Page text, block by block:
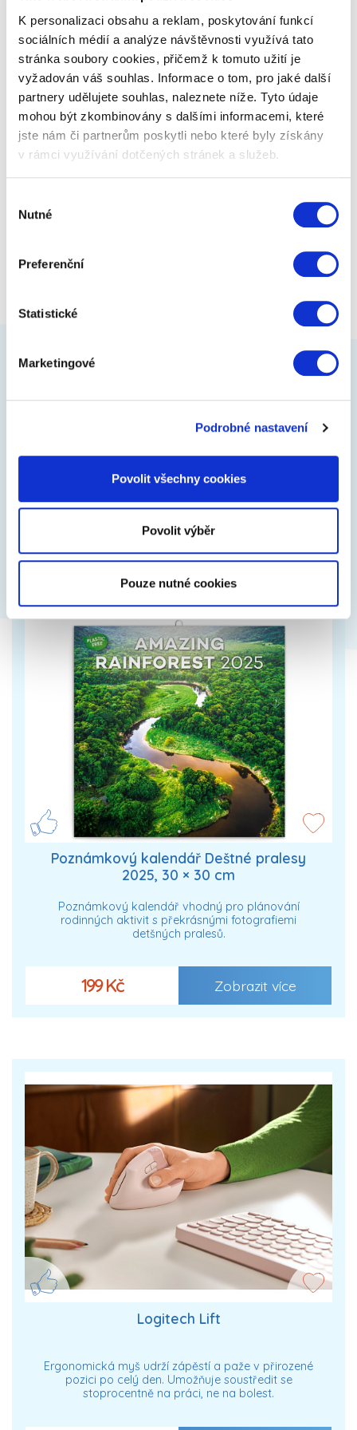
K personalizaci obsahu a reklam, poskytování funkcí
sociálních médií a analýze návštěvnosti využívá tato
stránka soubory cookies, přičemž k tomuto užití je
vyžadován váš souhlas. Informace o tom, pro jaké další
partnery udělujete souhlas, naleznete níže. Tyto údaje
mohou být zkombinovány s dalšími informacemi, které
jste nám či partnerům poskytli nebo které byly získány
v rámci využívání dotčených stránek a služeb.
souhlasu
Nutné
Preferenční
Statistické
Marketingové
Podrobné nastavení
Povolit všechny cookies
Povolit výběr
Pouze nutné cookies
většinou nevlídno. Abychom…
799 Kč Zobrazit více
Dr. Max Blood Pressure Monitor, 1 ks
Zobrazit více
Poznámkový kalendář Deštné pralesy
2025, 30 × 30 cm
Poznámkový kalendář vhodný pro plánování
rodinných aktivit s překrásnými fotografiemi
detšných pralesů.
199 Kč Zobrazit více
Logitech Lift
Ergonomická myš udrží zápěstí a paže v přirozené
pozici po celý den. Umožňuje soustředit se
stoprocentně na práci, ne na bolest.